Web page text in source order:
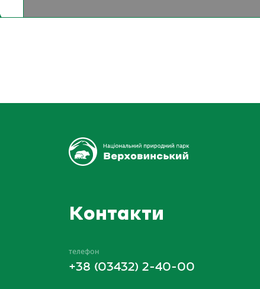
Контакти
телефон
+38 (03432) 2-40-00